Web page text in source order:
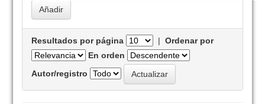
Resultados por página |Ordenar por
En orden
Autor/registro